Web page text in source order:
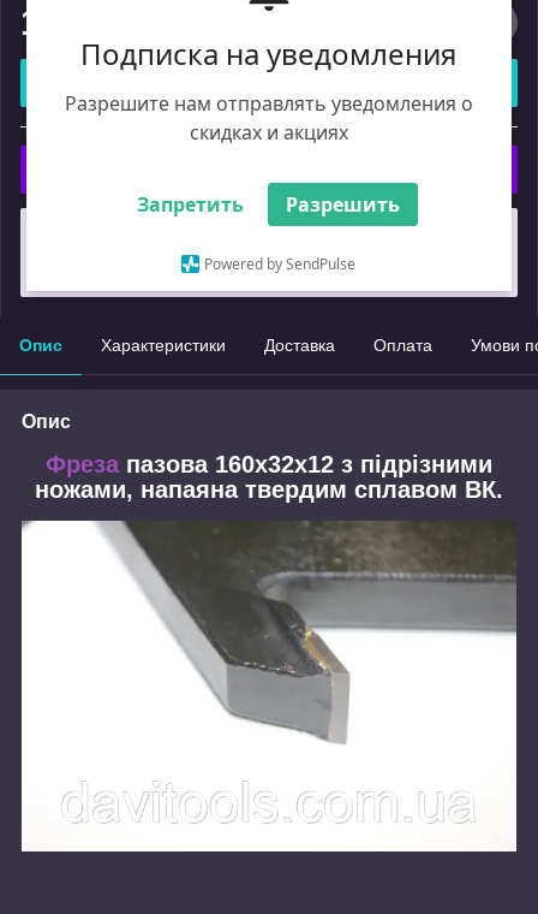
Подписка на уведомления
Разрешите нам отправлять уведомления о
скидках и акциях
Запретить Разрешить
Powered by SendPulse
1 628
або
Замовлення під захистом
Опис Характеристики Доставка Оплата Умови
Опис
Фреза пазова 160x32x12 з підрізними
ножами, напаяна твердим сплавом ВК.